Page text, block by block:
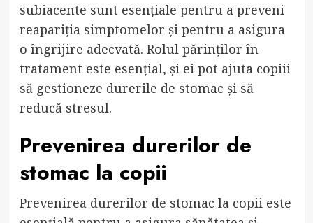
subiacente sunt esențiale pentru a preveni
reapariția simptomelor și pentru a asigura
o îngrijire adecvată. Rolul părinților în
tratament este esențial, și ei pot ajuta copiii
să gestioneze durerile de stomac și să
reducă stresul.
Prevenirea durerilor de
stomac la copii
Prevenirea durerilor de stomac la copii este